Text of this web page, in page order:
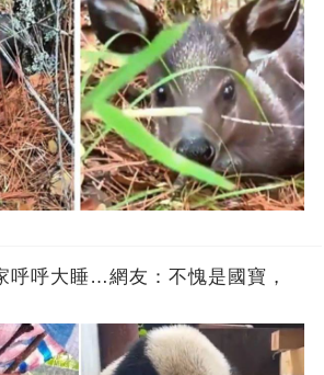
呼呼大睡…網友：不愧是國寶，